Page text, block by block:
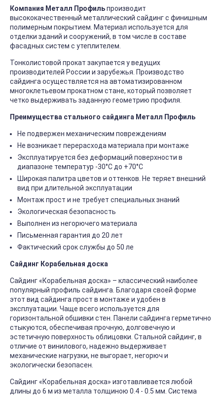
Компания Металл Профильпроизводит
высококачественный металлический сайдинг с финишным
полимерным покрытием. Материал используется для
отделки зданий и сооружений, в том числе в составе
фасадных систем с утеплителем.
Тонколистовой прокат закупается у ведущих
производителей России и зарубежья. Производство
сайдинга осуществляется на автоматизированном
многоклетьевом прокатном стане, который позволяет
четко выдерживать заданную геометрию профиля.
Преимущества стального сайдинга Металл Профиль
Не подвержен механическим повреждениям
Не возникает перерасхода материала при монтаже
Эксплуатируется без деформаций поверхности в
диапазоне температур -30°C до +70°C
Широкая палитра цветов и оттенков. Не теряет внешний
вид при длительной эксплуатации
Монтаж прост и не требует специальных знаний
Экологическая безопасность
Выполнен из негорючего материала
Письменная гарантия до 20 лет
Фактический срок службы до 50 ле
Сайдинг Корабельная доска
Сайдинг «Корабельная доска» – классический наиболее
популярный профиль сайдинга. Благодаря своей форме
этот вид сайдинга прост в монтаже и удобен в
эксплуатации. Чаще всего используется для
горизонтальной обшивки стен. Панели сайдинга герметично
стыкуются, обеспечивая прочную, долговечную и
эстетичную поверхность облицовки. Стальной сайдинг, в
отличие от винилового, надежно выдерживает
механические нагрузки, не выгорает, негорюч и
экологически безопасен.
Сайдинг «Корабельная доска» изготавливается любой
длины до 6 м из металла толщиною 0.4 - 0.5 мм. Система